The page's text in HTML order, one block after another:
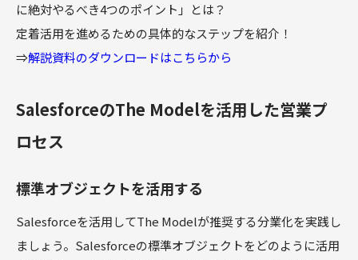
に絶対やるべき4つのポイント」とは？
定着活用を進めるための具体的なステップを紹介！
⇒解説資料のダウンロードはこちらから
SalesforceのThe Modelを活用した営業プ
ロセス
標準オブジェクトを活用する
Salesforceを活用してThe Modelが推奨する分業化を実践し
ましょう。Salesforceの標準オブジェクトをどのように活用